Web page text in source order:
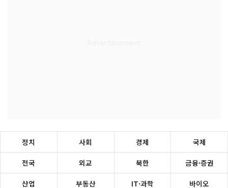
정치 사회 경제 국제
전국 외교 북한 금융·증권
산업 부동산 IT·과학 바이오